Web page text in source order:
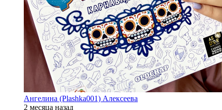
Ангелина (Plashka001) Алексеева
2 месяца назад